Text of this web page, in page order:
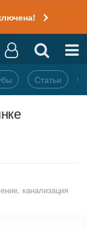
Статьи
канализация